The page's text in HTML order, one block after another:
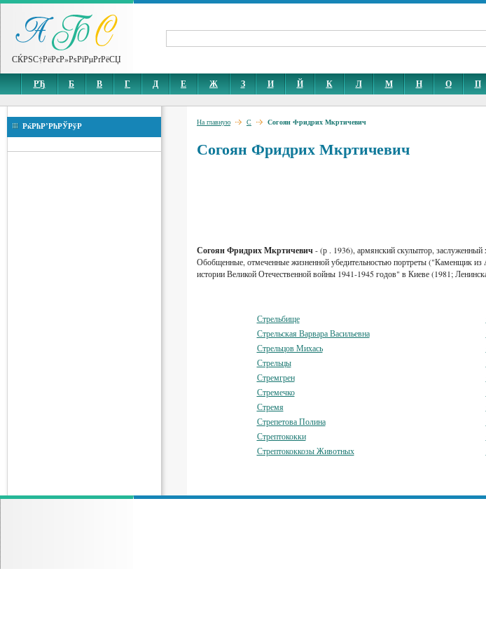
СЌРЅС†РёРєР»РѕРїРµРґРёСЏ
РЂ Б В Г Д Е Ж З И Й К Л М Н О П
РќРћР’РћРЎРўР На главную С Согоян Фридрих Мкртичевич
Согоян Фридрих Мкртичевич
Согоян Фридрих Мкртичевич- (р . 1936), армянский скульптор,
Обобщенные, отмеченные жизненной убедительностью портреты ("Каменщик из
истории Великой Отечественной войны 1941-1945 годов" в Киеве (1981;
Стрельбище
Стрельская Варвара Васильевна
Стрельцов Михась
Стрельцы
Стремгрен
Стремечко
Стремя
Стрепетова Полина
Стрептококки
Стрептококкозы Животных